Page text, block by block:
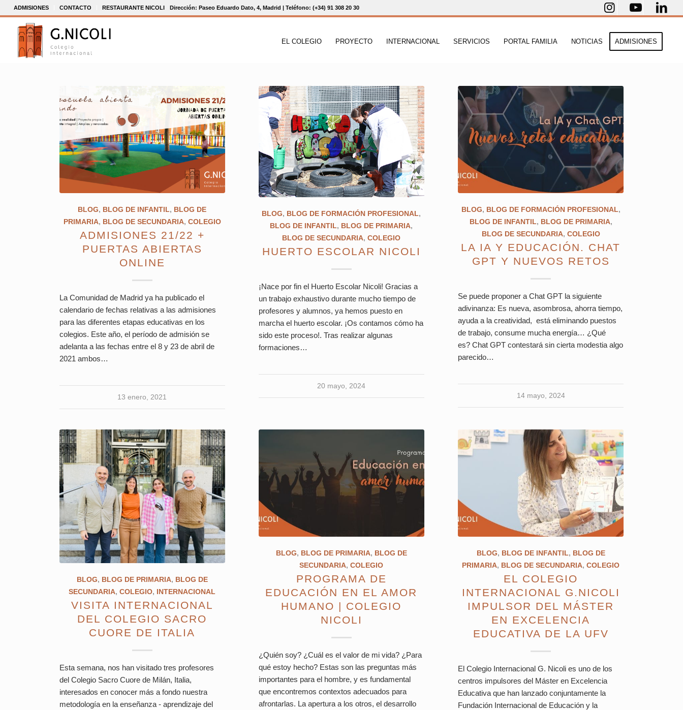
ADMISIONES CONTACTO RESTAURANTE NICOLI Dirección: Paseo Eduardo Dato, 4, Madrid | Teléfono: (+34) 91 308 20 30
EL COLEGIO PROYECTO INTERNACIONAL SERVICIOS PORTAL FAMILIA NOTICIAS ADMISIONES
BLOG, BLOG DE INFANTIL, BLOG DE
PRIMARIA, BLOG DE SECUNDARIA, COLEGIO
ADMISIONES 21/22 +
PUERTAS ABIERTAS
ONLINE
La Comunidad de Madrid ya ha publicado el
calendario de fechas relativas a las admisiones
para las diferentes etapas educativas en los
colegios. Este año, el período de admisión se
adelanta a las fechas entre el 8 y 23 de abril de
2021 ambos…
13 enero, 2021
BLOG, BLOG DE FORMACIÓN PROFESIONAL,
BLOG DE INFANTIL, BLOG DE PRIMARIA,
BLOG DE SECUNDARIA,COLEGIO
HUERTO ESCOLAR NICOLI
¡Nace por fin el Huerto Escolar Nicoli! Gracias a
un trabajo exhaustivo durante mucho tiempo de
profesores y alumnos, ya hemos puesto en
marcha el huerto escolar. ¡Os contamos cómo ha
sido este proceso!. Tras realizar algunas
formaciones…
20 mayo, 2024
BLOG, BLOG DE FORMACIÓN PROFESIONAL,
BLOG DE INFANTIL, BLOG DE PRIMARIA,
BLOG DE SECUNDARIA, COLEGIO
LA IA Y EDUCACIÓN. CHAT
GPT Y NUEVOS RETOS
Se puede proponer a Chat GPT la siguiente
adivinanza: Es nueva, asombrosa, ahorra tiempo,
ayuda a la creatividad, está eliminando puestos
de trabajo, consume mucha energía… ¿Qué
es? Chat GPT contestará sin cierta modestia algo
parecido…
14 mayo, 2024
BLOG, BLOG DE PRIMARIA, BLOG DE
SECUNDARIA,COLEGIO, INTERNACIONAL
VISITA INTERNACIONAL
DEL COLEGIO SACRO
CUORE DE ITALIA
Esta semana, nos han visitado tres profesores
del Colegio Sacro Cuore de Milán, Italia,
interesados en conocer más a fondo nuestra
metodología en la enseñanza - aprendizaje del
BLOG, BLOG DE PRIMARIA, BLOG DE
SECUNDARIA,COLEGIO
PROGRAMA DE
EDUCACIÓN EN EL AMOR
HUMANO | COLEGIO
NICOLI
¿Quién soy? ¿Cuál es el valor de mi vida? ¿Para
qué estoy hecho? Estas son las preguntas más
importantes para el hombre, y es fundamental
que encontremos contextos adecuados para
afrontarlas. La apertura a los otros, el desarrollo
BLOG, BLOG DE INFANTIL, BLOG DE
PRIMARIA, BLOG DE SECUNDARIA, COLEGIO
EL COLEGIO
INTERNACIONAL G.NICOLI
IMPULSOR DEL MÁSTER
EN EXCELENCIA
EDUCATIVA DE LA UFV
El Colegio Internacional G. Nicoli es uno de los
centros impulsores del Máster en Excelencia
Educativa que han lanzado conjuntamente la
Fundación Internacional de Educación y la